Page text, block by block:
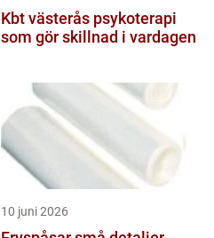
Kbt västerås psykoterapi
som gör skillnad i vardagen
10 juni 2026